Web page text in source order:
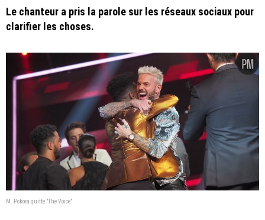
Le chanteur a pris la parole sur les réseaux sociaux pour
clarifier les choses.
M. Pokora quitte "The Voice"